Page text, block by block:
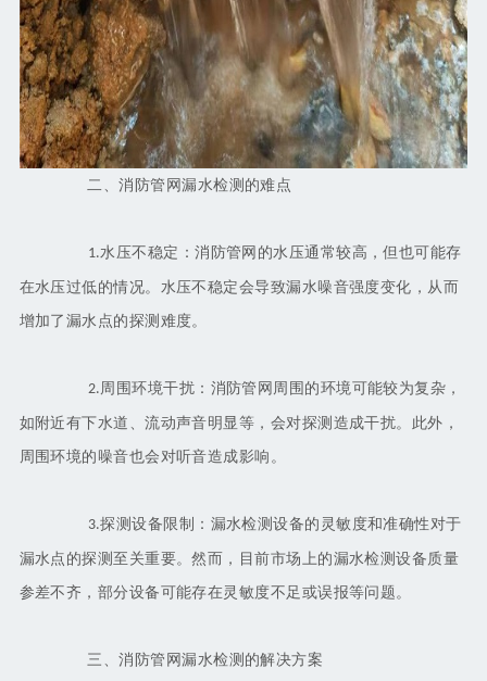
二、消防管网漏水检测的难点
1.水压不稳定：消防管网的水压通常较高，但也可能存
在水压过低的情况。水压不稳定会导致漏水噪音强度变化，从而
增加了漏水点的探测难度。
2.周围环境干扰：消防管网周围的环境可能较为复杂，
如附近有下水道、流动声音明显等，会对探测造成干扰。此外，
周围环境的噪音也会对听音造成影响。
3.探测设备限制：漏水检测设备的灵敏度和准确性对于
漏水点的探测至关重要。然而，目前市场上的漏水检测设备质量
参差不齐，部分设备可能存在灵敏度不足或误报等问题。
三、消防管网漏水检测的解决方案